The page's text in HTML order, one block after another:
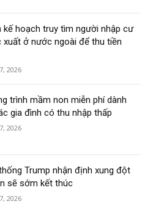
kế hoạch truy tìm người nhập cư
xuất ở nước ngoài để thu tiền
2026
trình mầm non miễn phí dành
gia đình có thu nhập thấp
2026
Trump nhận định xung đột
sẽ sớm kết thúc
2026